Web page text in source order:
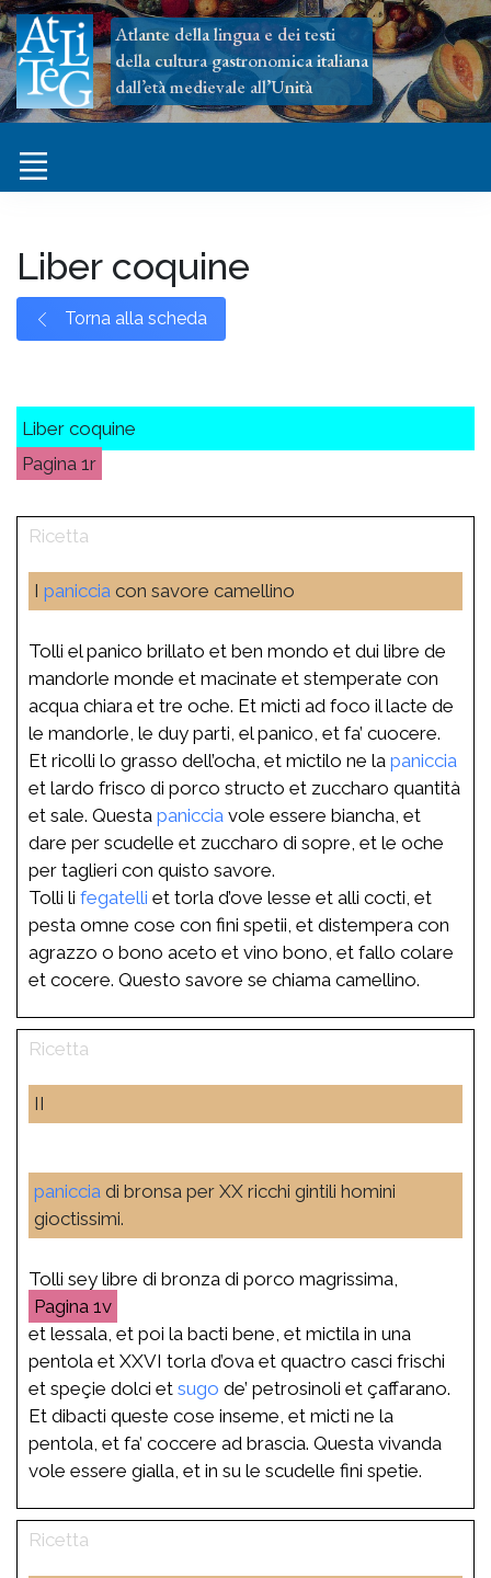
Atlante della lingua e dei testi
della cultura gastronomica italiana
dall’età medievale all’Unità
Liber coquine
Torna alla scheda
Liber coquine
1r
I paniccia con savore camellino
Tolli el panico brillato et ben mondo et dui libre de
mandorle monde et macinate et stemperate con
acqua chiara et tre oche. Et micti ad foco il lacte de
le mandorle, le duy parti, el panico, et fa’ cuocere.
Et ricolli lo grasso dell’ocha, et mictilo ne la paniccia
et lardo frisco di porco structo et zuccharo quantità
et sale. Questa paniccia vole essere biancha, et
dare per scudelle et zuccharo di sopre, et le oche
per taglieri con quisto savore.
Tolli li fegatelli et torla d’ove lesse et alli cocti, et
pesta omne cose con fini spetii, et distempera con
agrazzo o bono aceto et vino bono, et fallo colare
et cocere. Questo savore se chiama camellino.
II
paniccia di bronsa per XX ricchi gintili homini
gioctissimi.
Tolli sey libre di bronza di porco magrissima,
1v
et lessala, et poi la bacti bene, et mictila in una
pentola et XXVI torla d’ova et quactro casci frischi
et speçie dolci et sugo de’ petrosinoli et çaffarano.
Et dibacti queste cose inseme, et micti ne la
pentola, et fa’ coccere ad brascia. Questa vivanda
vole essere gialla, et in su le scudelle fini spetie.